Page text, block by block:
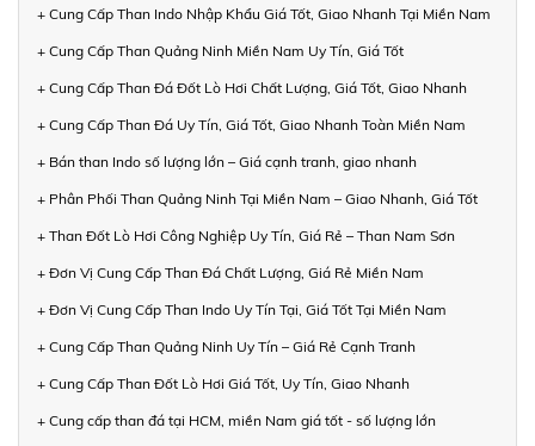
+ Cung Cấp Than Indo Nhập Khẩu Giá Tốt, Giao Nhanh Tại Miền Nam
+ Cung Cấp Than Quảng Ninh Miền Nam Uy Tín, Giá Tốt
+ Cung Cấp Than Đá Đốt Lò Hơi Chất Lượng, Giá Tốt, Giao Nhanh
+ Cung Cấp Than Đá Uy Tín, Giá Tốt, Giao Nhanh Toàn Miền Nam
+ Bán than Indo số lượng lớn – Giá cạnh tranh, giao nhanh
+ Phân Phối Than Quảng Ninh Tại Miền Nam – Giao Nhanh, Giá Tốt
+ Than Đốt Lò Hơi Công Nghiệp Uy Tín, Giá Rẻ – Than Nam Sơn
+ Đơn Vị Cung Cấp Than Đá Chất Lượng, Giá Rẻ Miền Nam
+ Đơn Vị Cung Cấp Than Indo Uy Tín Tại, Giá Tốt Tại Miền Nam
+ Cung Cấp Than Quảng Ninh Uy Tín – Giá Rẻ Cạnh Tranh
+ Cung Cấp Than Đốt Lò Hơi Giá Tốt, Uy Tín, Giao Nhanh
+ Cung cấp than đá tại HCM, miền Nam giá tốt - số lượng lớn